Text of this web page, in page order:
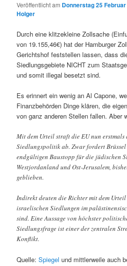
Veröffentlicht am Donnerstag 25
Holger
Durch eine klitzekleine Zollsache
von 19.155,46€) hat der Hamburger
Gerichtshof feststellen lassen, dass
Siedlungsgebiete NICHT zum
und somit illegal besetzt sind.
Es erinnert ein wenig an Al Capone,
Finanzbehörden Dinge klären, die
von ganz anderen Stellen fallen. Aber
Mit dem Urteil straft die EU nun erstmals
Siedlungspolitik ab. Zwar fordert
endgültigen Baustopp für die jüdischen
Westjordanland und Ost-Jerusalem,
geblieben.
Indirekt deuten die Richter mit dem Urteil
israelischen Siedlungen im
sind. Eine Aussage von höchster
Siedlungsfrage ist einer der zentralen
Konflikt.
Quelle:Spiegel und mittlerweile auch